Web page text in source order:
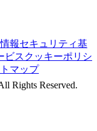
情報セキュリティ基
ビスクッキーポリシ
マップ
Rights Reserved.